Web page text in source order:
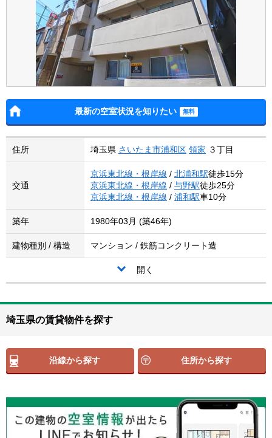
最新の空室状況を知りたい
住所 埼玉県 さいたま市浦和区 領家 ３丁目
交通
京浜東北線・根岸線 / 北浦和駅徒歩15分
京浜東北線・根岸線 / 与野駅徒歩25分
京浜東北線・根岸線 / 浦和駅車10分
築年 1980年03月 (築46年)
建物種別 / 構造 マンション / 鉄筋コンクリート造
開く
埼玉県の賃貸物件を探す
沿線から探す 住所から探す